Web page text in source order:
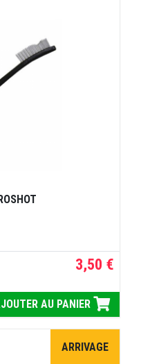
3,50 €
AU PANIER
ARRIVAGE